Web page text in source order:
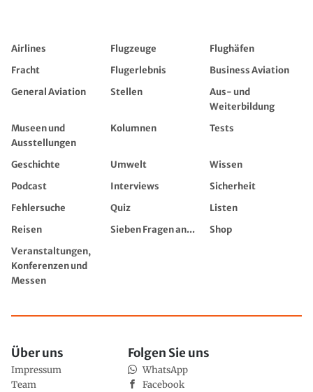
Airlines Flugzeuge
Flughäfen
Fracht
Flugerlebnis
Business Aviation
General Aviation
Stellen
Aus- und
Weiterbildung
Museen und
Ausstellungen
Kolumnen Tests
Geschichte Umwelt
Wissen
Podcast
Interviews
Sicherheit
Fehlersuche
Quiz
Listen
Reisen
Sieben Fragen an...
Shop
Veranstaltungen,
Konferenzen und
Messen
Über uns
Impressum
Team
Folgen Sie uns
WhatsApp
Facebook